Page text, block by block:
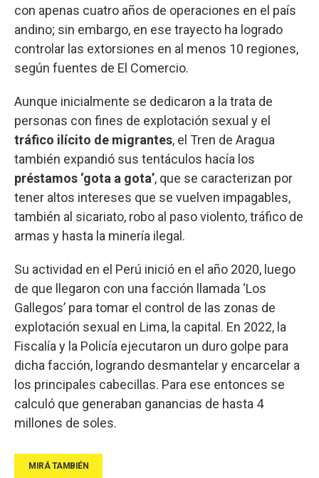
con apenas cuatro años de operaciones en el país
andino; sin embargo, en ese trayecto ha logrado
controlar las extorsiones en al menos 10 regiones,
según fuentes de El Comercio.
Aunque inicialmente se dedicaron a la trata de
personas con fines de explotación sexual y el
tráfico ilícito de migrantes, el Tren de Aragua
también expandió sus tentáculos hacía los
préstamos ‘gota a gota’, que se caracterizan por
tener altos intereses que se vuelven impagables,
también al sicariato, robo al paso violento, tráfico de
armas y hasta la minería ilegal.
Su actividad en el Perú inició en el año 2020, luego
de que llegaron con una facción llamada ‘Los
Gallegos’ para tomar el control de las zonas de
explotación sexual en Lima, la capital. En 2022, la
Fiscalía y la Policía ejecutaron un duro golpe para
dicha facción, logrando desmantelar y encarcelar a
los principales cabecillas. Para ese entonces se
calculó que generaban ganancias de hasta 4
millones de soles.